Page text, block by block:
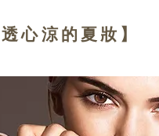
心涼的夏妝】